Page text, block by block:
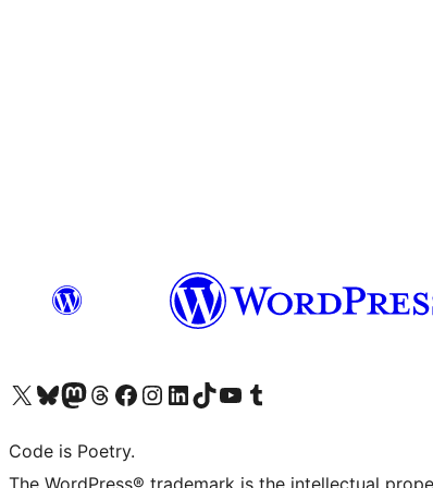
ຢ້ຽມຊົມບັນຊີ X (ຊື່ເກົ່າ Twitter) ຂອງພວກເຮົາຢ້ຽມຊົມບັນຊີ Bluesky ຂອງພວກເຮົາຢ້ຽມຊົມບັນຊີ Mastodon ຂອງພວກເຮົາຢ້ຽມຊົມບັນຊີ Threads ຂອງພວກເຮົາຢ້ຽມຊົມໜ້າ Facebook ຂອງພວກເຮົາຢ້ຽມຊົມບັນຊີ Instagram ຂອງພວກເຮົາຢ້ຽມຊົມບັນຊີ LinkedIn ຂອງພວກເຮົາຢ້ຽມຊົມບັນຊີ TikTok ຂອງພວກເຮົາຢ້ຽມຊົມຊ່ອງ YouTube ຂອງພວກເຮົາຢ້ຽມຊົມບັນຊີ Tumblr ຂອງພວກເຮົາ
Code is Poetry.